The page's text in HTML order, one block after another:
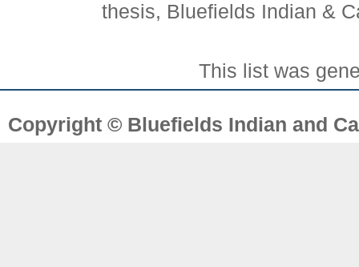
thesis, Bluefields Indian &
This list was
Copyright © Bluefields Indian and